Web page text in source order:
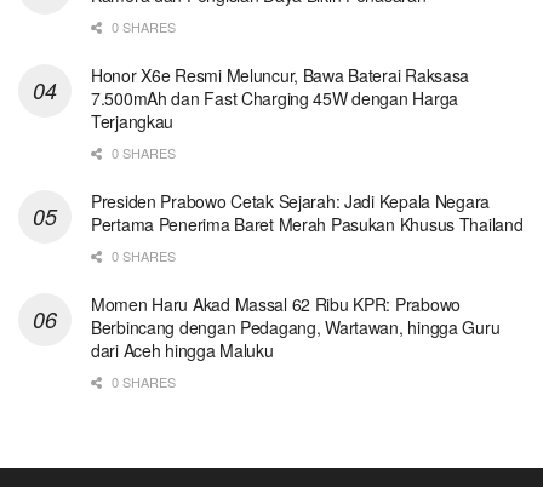
0 SHARES
Honor X6e Resmi Meluncur, Bawa Baterai Raksasa
7.500mAh dan Fast Charging 45W dengan Harga
Terjangkau
0 SHARES
Presiden Prabowo Cetak Sejarah: Jadi Kepala Negara
Pertama Penerima Baret Merah Pasukan Khusus Thailand
0 SHARES
Momen Haru Akad Massal 62 Ribu KPR: Prabowo
Berbincang dengan Pedagang, Wartawan, hingga Guru
dari Aceh hingga Maluku
0 SHARES